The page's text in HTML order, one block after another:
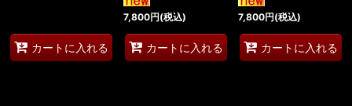
カートに入れる
7,800円(税込)
カートに入れる
7,800円(税込)
カートに入れる